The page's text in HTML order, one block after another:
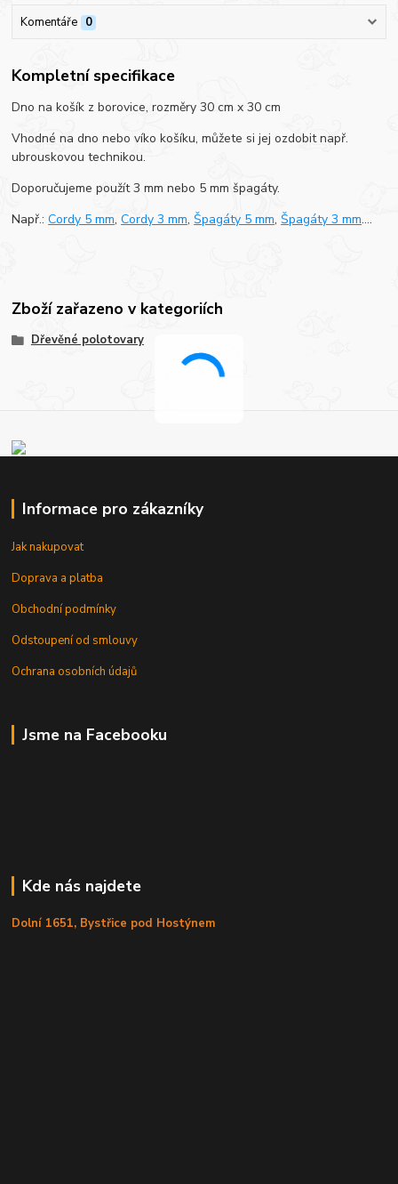
Komentáře 0
Kompletní specifikace
Dno na košík z borovice, rozměry 30 cm x 30 cm
Vhodné na dno nebo víko košíku, můžete si jej ozdobit např.
ubrouskovou technikou.
Doporučujeme použít 3 mm nebo 5 mm špagáty.
Např.:Cordy 5 mm,Cordy 3 mm,Špagáty 5 mm,Špagáty 3 mm....
Zboží zařazeno v kategoriích
Dřevěné polotovary
Informace pro zákazníky
Jak nakupovat
Doprava a platba
Obchodní podmínky
Odstoupení od smlouvy
Ochrana osobních údajů
Jsme na Facebooku
Kde nás najdete
Dolní 1651, Bystřice pod Hostýnem